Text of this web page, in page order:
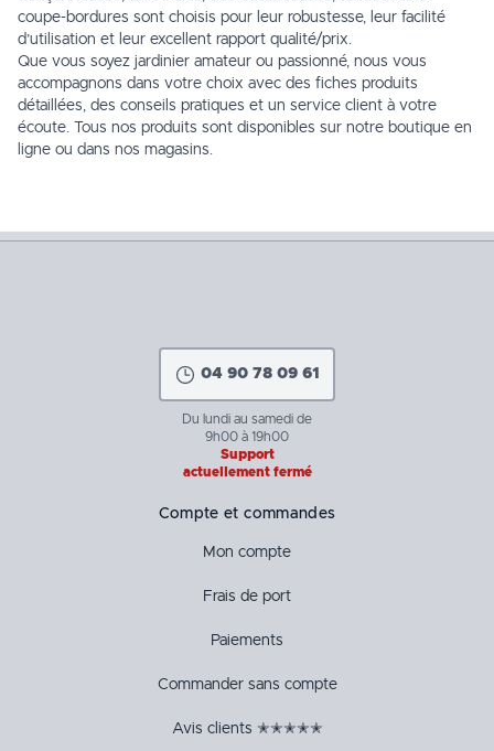
coupe-bordures sont choisis pour leur robustesse, leur facilité
d’utilisation et leur excellent rapport qualité/prix.
Que vous soyez jardinier amateur ou passionné, nous vous
accompagnons dans votre choix avec des fiches produits
détaillées, des conseils pratiques et un service client à votre
écoute. Tous nos produits sont disponibles sur notre boutique en
ligne ou dans nos magasins.
04 90 78 09 61
Du lundi au samedi de
9h00 à 19h00
Support
actuellement fermé
Compte et commandes
Mon compte
Frais de port
Paiements
Commander sans compte
Avis clients ✭✭✭✭✭